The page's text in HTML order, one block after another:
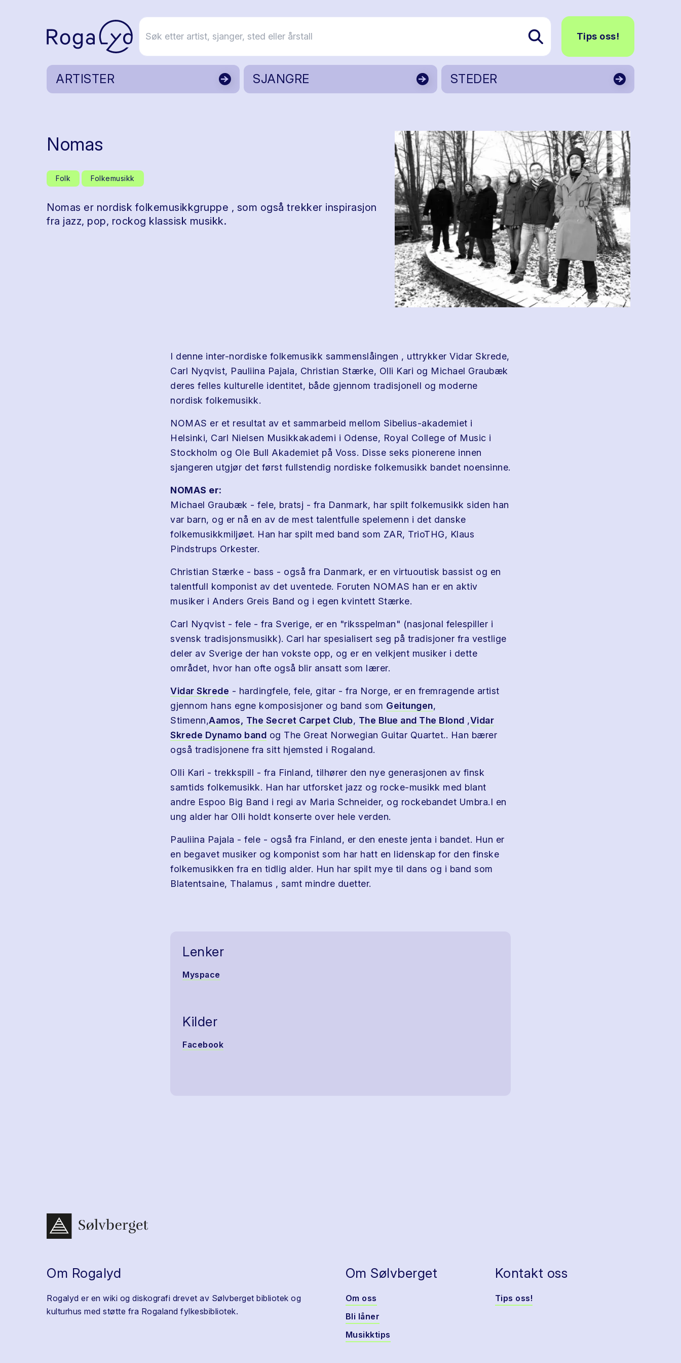
Tips oss!
ARTISTER SJANGRE STEDER
Nomas
Folk Folkemusikk
Nomas er nordisk folkemusikkgruppe , som også trekker inspirasjon
fra jazz, pop, rockog klassisk musikk.
I denne inter-nordiske folkemusikk sammenslåingen , uttrykker Vidar Skrede,
Carl Nyqvist, Pauliina Pajala, Christian Stærke, Olli Kari og Michael Graubæk
deres felles kulturelle identitet, både gjennom tradisjonell og moderne
nordisk folkemusikk.
NOMAS er et resultat av et sammarbeid mellom Sibelius-akademiet i
Helsinki, Carl Nielsen Musikkakademi i Odense, Royal College of Music i
Stockholm og Ole Bull Akademiet på Voss. Disse seks pionerene innen
sjangeren utgjør det først fullstendig nordiske folkemusikk bandet noensinne.
NOMAS er:
Michael Graubæk - fele, bratsj - fra Danmark, har spilt folkemusikk siden han
var barn, og er nå en av de mest talentfulle spelemenn i det danske
folkemusikkmiljøet. Han har spilt med band som ZAR, TrioTHG, Klaus
Pindstrups Orkester.
Christian Stærke - bass - også fra Danmark, er en virtuoutisk bassist og en
talentfull komponist av det uventede. Foruten NOMAS han er en aktiv
musiker i Anders Greis Band og i egen kvintett Stærke.
Carl Nyqvist - fele - fra Sverige, er en "riksspelman" (nasjonal felespiller i
svensk tradisjonsmusikk). Carl har spesialisert seg på tradisjoner fra vestlige
deler av Sverige der han vokste opp, og er en velkjent musiker i dette
området, hvor han ofte også blir ansatt som lærer.
Vidar Skrede - hardingfele, fele, gitar - fra Norge, er en fremragende artist
gjennom hans egne komposisjoner og band som Geitungen,
Stimenn,Aamos, The Secret Carpet Club, The Blue and The Blond ,Vidar
Skrede Dynamo band og The Great Norwegian Guitar Quartet.. Han bærer
også tradisjonene fra sitt hjemsted i Rogaland.
Olli Kari - trekkspill - fra Finland, tilhører den nye generasjonen av finsk
samtids folkemusikk. Han har utforsket jazz og rocke-musikk med blant
andre Espoo Big Band i regi av Maria Schneider, og rockebandet Umbra.I en
ung alder har Olli holdt konserte over hele verden.
Pauliina Pajala - fele - også fra Finland, er den eneste jenta i bandet. Hun er
en begavet musiker og komponist som har hatt en lidenskap for den finske
folkemusikken fra en tidlig alder. Hun har spilt mye til dans og i band som
Blatentsaine, Thalamus , samt mindre duetter.
Lenker
Myspace
Kilder
Facebook
Om Rogalyd
Rogalyd er en wiki og diskografi drevet av Sølvberget bibliotek og
kulturhus med støtte fra Rogaland fylkesbibliotek.
Om Sølvberget
Om oss
Bli låner
Musikktips
Kontakt oss
Tips oss!